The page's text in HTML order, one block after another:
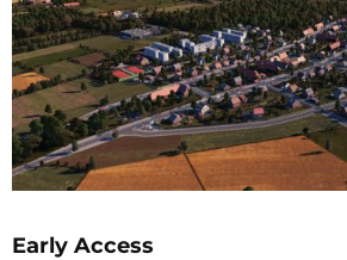
Early Access